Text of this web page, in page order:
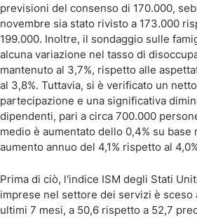
previsioni del consenso di 170.000,
novembre sia stato rivisto a 173.000
199.000. Inoltre, il sondaggio sulle
alcuna variazione nel tasso di
mantenuto al 3,7%, rispetto alle
al 3,8%. Tuttavia, si è verificato un
partecipazione e una significativa
dipendenti, pari a circa 700.000
medio è aumentato dello 0,4% su base
aumento annuo del 4,1% rispetto al
Prima di ciò, l'indice ISM degli Stati
imprese nel settore dei servizi è sceso
ultimi 7 mesi, a 50,6 rispetto a 52,7